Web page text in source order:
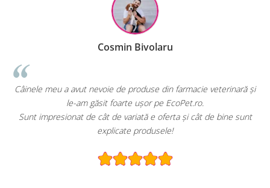
Cosmin Bivolaru
Câinele meu a avut nevoie de produse din farmacie veterinară și
le-am găsit foarte ușor pe EcoPet.ro.
Sunt impresionat de cât de variată e oferta și cât de bine sunt
explicate produsele!